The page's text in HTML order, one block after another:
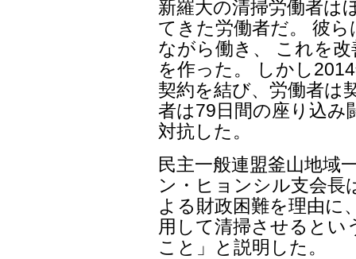
新羅大の清掃労働者は
てきた労働者だ。 彼
ながら働き、 これを
を作った。 しかし
契約を結び、労働者は
者は79日間の座り込み
対抗した。
民主一般連盟釜山地域
ン・ヒョンシル支会長
よる財政困難を理由に
用して清掃させるとい
こと」と説明した。